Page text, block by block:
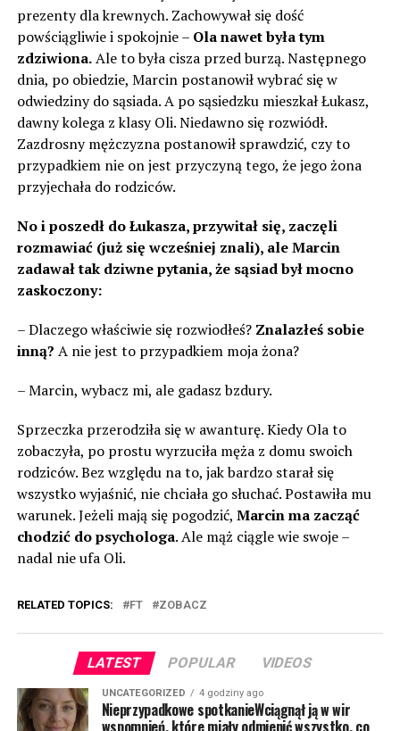
prezenty dla krewnych. Zachowywał się dość
powściągliwie i spokojnie – Ola nawet była tym
zdziwiona.Ale to była cisza przed burzą. Następnego
dnia, po obiedzie, Marcin postanowił wybrać się w
odwiedziny do sąsiada. A po sąsiedzku mieszkał Łukasz,
dawny kolega z klasy Oli. Niedawno się rozwiódł.
Zazdrosny mężczyzna postanowił sprawdzić, czy to
przypadkiem nie on jest przyczyną tego, że jego żona
przyjechała do rodziców.
No i poszedł do Łukasza, przywitał się, zaczęli
rozmawiać (już się wcześniej znali), ale Marcin
zadawał tak dziwne pytania, że sąsiad był mocno
zaskoczony:
– Dlaczego właściwie się rozwiodłeś?Znalazłeś sobie
inną? A nie jest to przypadkiem moja żona?
– Marcin, wybacz mi, ale gadasz bzdury.
Sprzeczka przerodziła się w awanturę. Kiedy Ola to
zobaczyła, po prostu wyrzuciła męża z domu swoich
rodziców. Bez względu na to, jak bardzo starał się
wszystko wyjaśnić, nie chciała go słuchać. Postawiła mu
warunek. Jeżeli mają się pogodzić, Marcin ma zacząć
chodzić do psychologa. Ale mąż ciągle wie swoje –
nadal nie ufa Oli.
RELATED TOPICS: FT ZOBACZ
LATEST POPULAR VIDEOS
UNCATEGORIZED 4 godziny ago
Nieprzypadkowe spotkanieWciągnął ją w wir
wspomnień, które miały odmienić wszystko, co